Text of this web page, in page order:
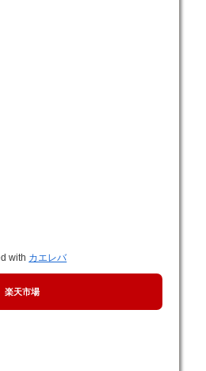
with カエレバ
楽天市場